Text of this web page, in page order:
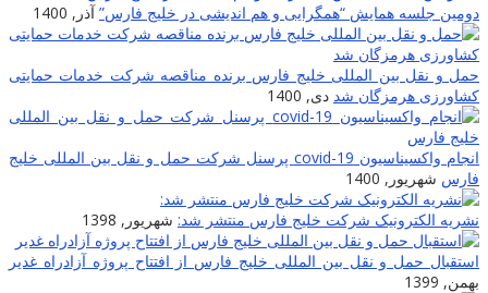
دومین جلسه همایش “همگرایی و هم اندیشی در خلیج فارس” آذر, 1400
حمل و نقل بین المللی خلیج فارس برنده مناقصه شرکت خدمات حمایتی
کشاورزی هرمزگان شد دی, 1400
انجام واکسیناسیون covid-19 پرسنل شرکت حمل و نقل بین المللی خلیج
فارس شهریور, 1400
نشریه الکترونیک شرکت خلیج فارس منتشر شد: شهریور, 1398
استقبال حمل و نقل بین المللی خلیج فارس از افتتاح پروژه آزادراه غدیر
بهمن, 1399